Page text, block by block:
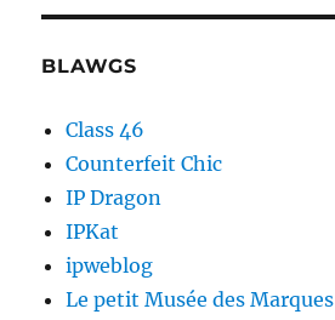
BLAWGS
Class 46
Counterfeit Chic
IP Dragon
IPKat
ipweblog
Le petit Musée des Marques